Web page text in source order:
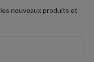
nouveaux produits et